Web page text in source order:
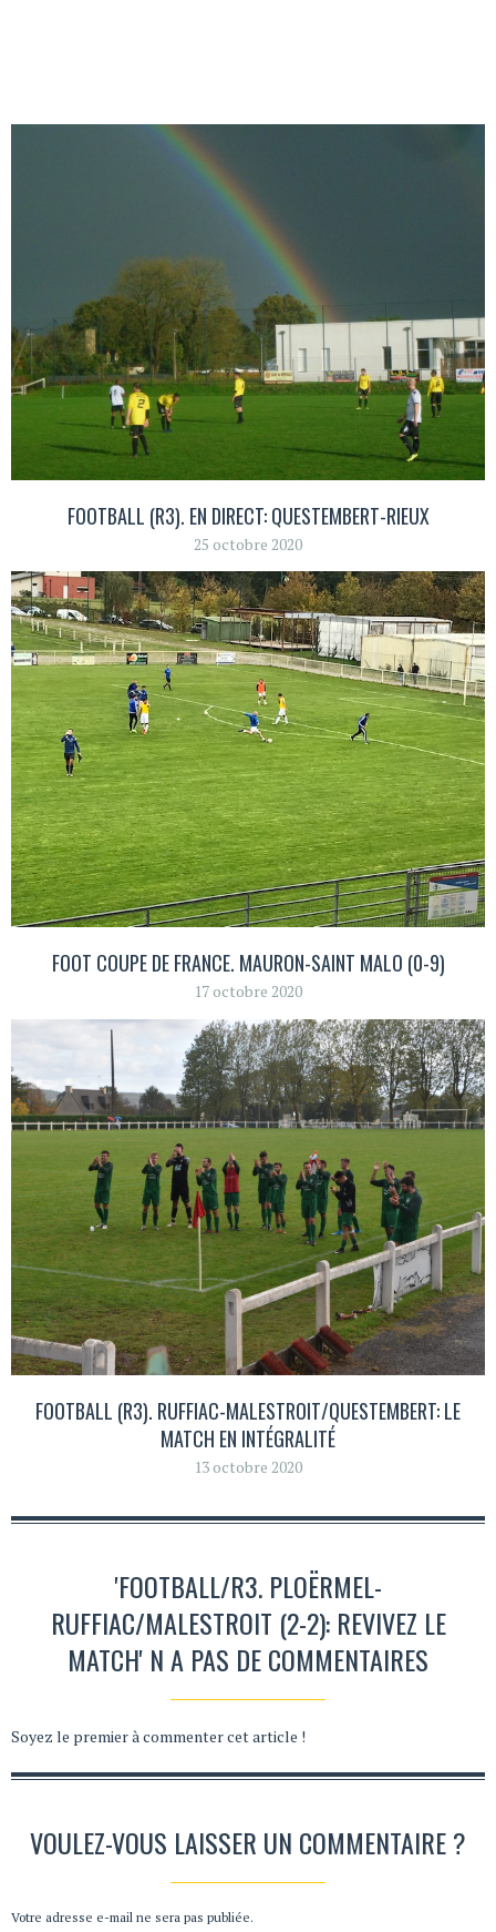
FOOTBALL (R3). EN DIRECT: QUESTEMBERT-RIEUX
25 octobre 2020
FOOT COUPE DE FRANCE. MAURON-SAINT MALO (0-9)
17 octobre 2020
FOOTBALL (R3). RUFFIAC-MALESTROIT/QUESTEMBERT: LE
MATCH EN INTÉGRALITÉ
13 octobre 2020
'FOOTBALL/R3. PLOËRMEL-
RUFFIAC/MALESTROIT (2-2): REVIVEZ LE
MATCH' N A PAS DE COMMENTAIRES
Soyez le premier à commenter cet article !
VOULEZ-VOUS LAISSER UN COMMENTAIRE ?
Votre adresse e-mail ne sera pas publiée.